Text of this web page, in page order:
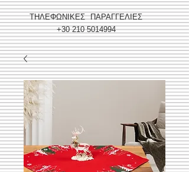
ΤΗΛΕΦΩΝΙΚΕΣ ΠΑΡΑΓΓΕΛΙΕΣ
+30 210 5014994